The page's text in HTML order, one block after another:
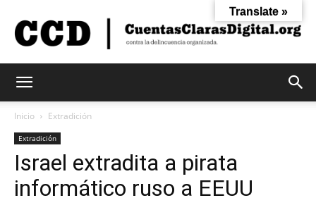
Claras
Inicio Extradición
Extradición
Israel extradita a pirata
informático ruso a EEUU
Translate »